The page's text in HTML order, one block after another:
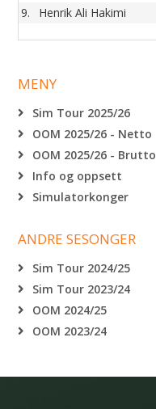
9.
Henrik Ali Hakimi
MENY
Sim Tour 2025/26
OOM 2025/26 - Netto
OOM 2025/26 - Brutto
Info og oppsett
Simulatorkonger
ANDRE SESONGER
Sim Tour 2024/25
Sim Tour 2023/24
OOM 2024/25
OOM 2023/24